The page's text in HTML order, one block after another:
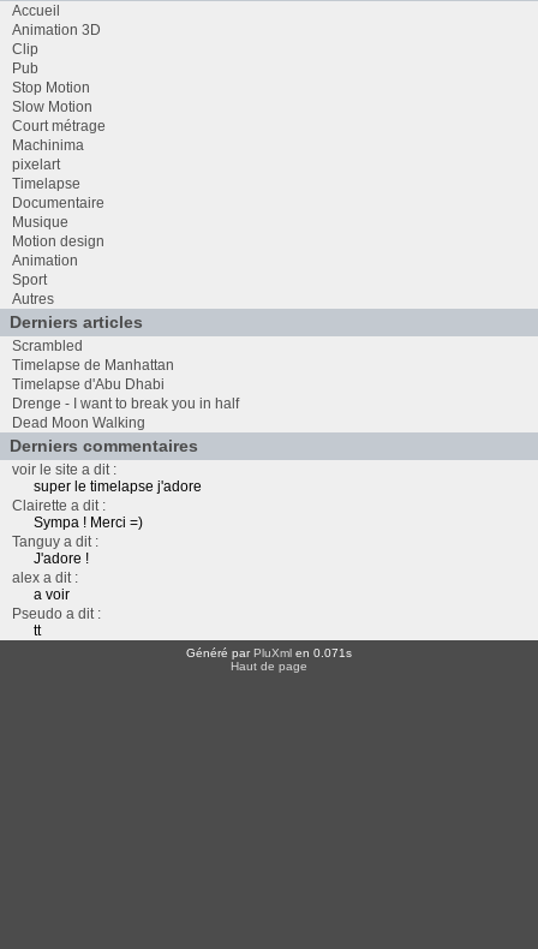
Accueil
Animation 3D
Clip
Pub
Stop Motion
Slow Motion
Court métrage
Machinima
pixelart
Timelapse
Documentaire
Musique
Motion design
Animation
Sport
Autres
Derniers articles
Scrambled
Timelapse de Manhattan
Timelapse d'Abu Dhabi
Drenge - I want to break you in half
Dead Moon Walking
Derniers commentaires
voir le site a dit :
super le timelapse j'adore
Clairette a dit :
Sympa ! Merci =)
Tanguy a dit :
J'adore !
alex a dit :
a voir
Pseudo a dit :
tt
Généré parPluXml en 0.071s
Haut de page